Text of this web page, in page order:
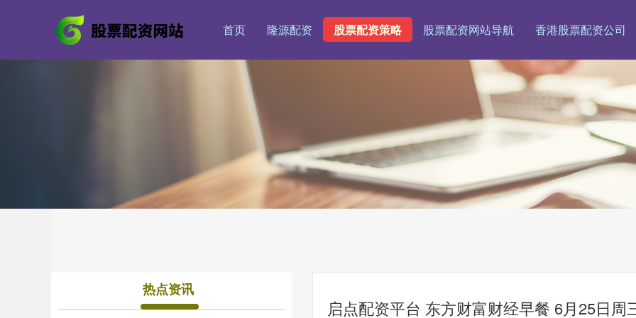
首页 隆源配资 股票配资策略 股票配资网站导航 香港股票配资公司
启点配资平台 东方财富财经早餐 6月25日周
热点资讯